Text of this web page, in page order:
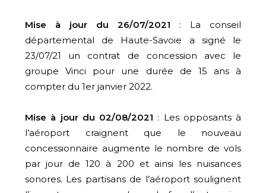
Mise à jour du 26/07/2021 : La conseil
départemental de Haute-Savoie a signé le
23/07/21 un contrat de concession avec le
groupe Vinci pour une durée de 15 ans à
compter du 1er janvier 2022.
Mise à jour du 02/08/2021 : Les opposants à
l’aéroport craignent que le nouveau
concessionnaire augmente le nombre de vols
par jour de 120 à 200 et ainsi les nuisances
sonores. Les partisans de l’aéroport soulignent